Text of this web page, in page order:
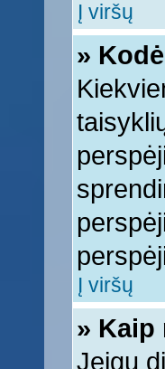
Į viršų
»
Į viršų
»
Jeigu